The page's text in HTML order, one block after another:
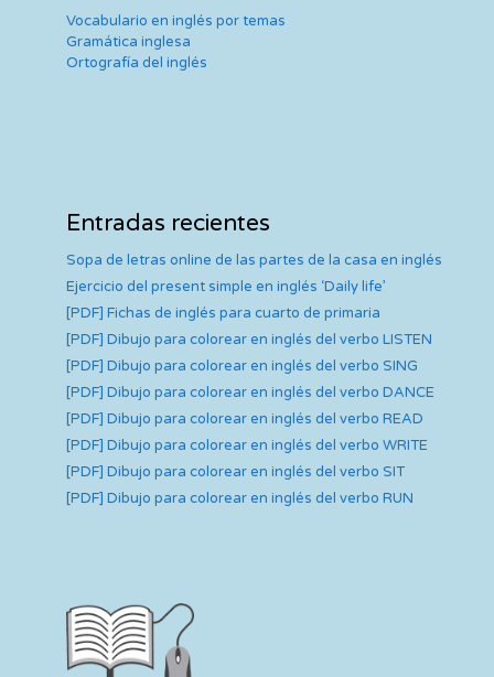
Vocabulario en inglés por temas
Gramática inglesa
Ortografía del inglés
Entradas recientes
Sopa de letras online de las partes de la casa en inglés
Ejercicio del present simple en inglés ‘Daily life’
[PDF] Fichas de inglés para cuarto de primaria
[PDF] Dibujo para colorear en inglés del verbo LISTEN
[PDF] Dibujo para colorear en inglés del verbo SING
[PDF] Dibujo para colorear en inglés del verbo DANCE
[PDF] Dibujo para colorear en inglés del verbo READ
[PDF] Dibujo para colorear en inglés del verbo WRITE
[PDF] Dibujo para colorear en inglés del verbo SIT
[PDF] Dibujo para colorear en inglés del verbo RUN